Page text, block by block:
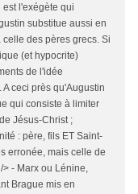
est l'exégète qui
substitue aussi en
des pères grecs. Si
(et hypocrite)
de l'idée
ceci près qu'Augustin
qui consiste à limiter
Jésus-Christ ;
: père, fils ET Saint-
erronée, mais celle de
> - Marx ou Lénine,
Brague mis en